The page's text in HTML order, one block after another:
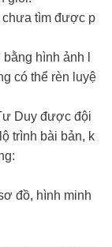
chưa tìm được p
hình ảnh l
có thể rèn luyệ
Duy được đội
trình bài bản, k
đồ, hình minh